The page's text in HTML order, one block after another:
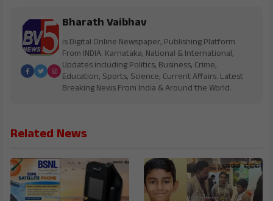
Bharath Vaibhav
is Digital Online Newspaper, Publishing Platform
From INDIA. Karnataka, National & International,
Updates including Politics, Business, Crime,
Education, Sports, Science, Current Affairs. Latest
Breaking News From India & Around the World.
Related News